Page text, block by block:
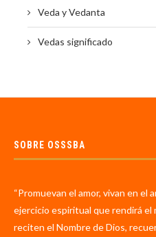
Veda y Vedanta
Vedas significado
SOBRE OSSSBA
“Promuevan el amor, vivan en el
ejercicio espiritual que rendirá el
reciten el Nombre de Dios,